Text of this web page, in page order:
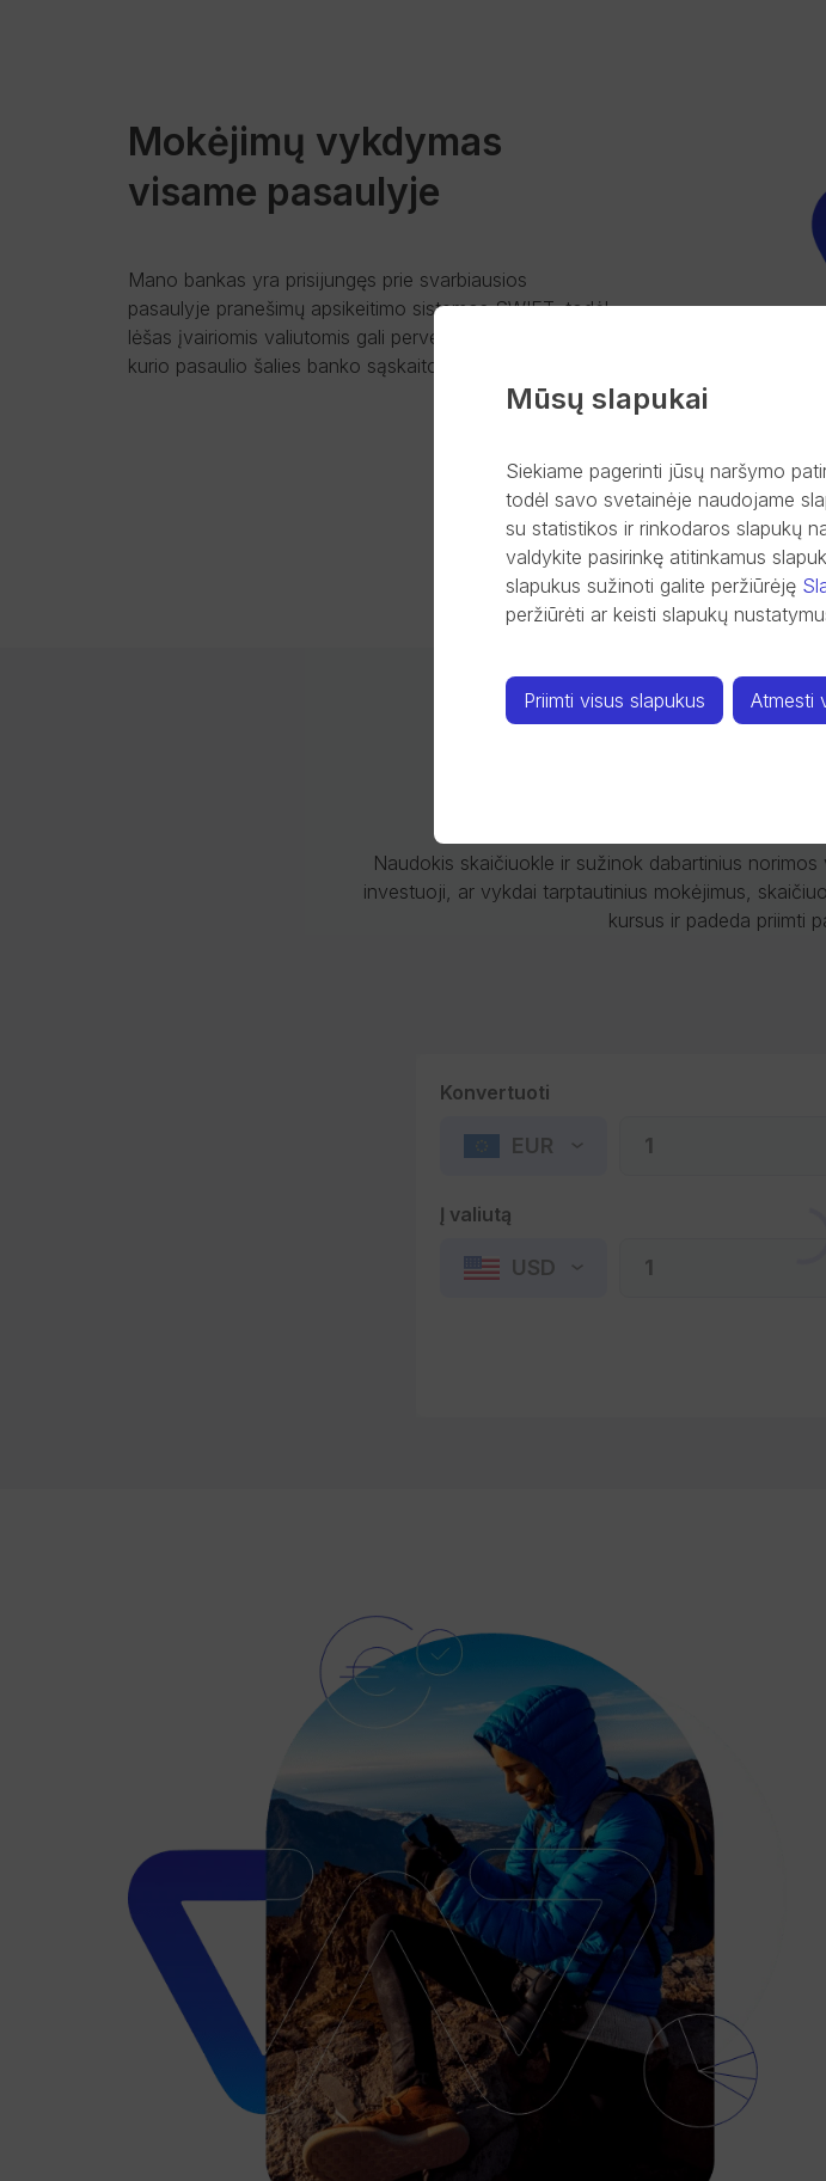
Mokėjimų vykdymas
visame pasaulyje
Mano bankas yra prisijungęs prie svarbiausios
pasaulyje pranešimų apsikeitimo sistemos SWIFT, todėl
lėšas įvairiomis valiutomis gali pervesti ir gauti į/iš bet
kurio pasaulio šalies banko sąskaitos.
Valiutos
Naudokis skaičiuokle ir sužinok dabartinius
investuoji, ar vykdai tarptautinius mokėjimus,
kursus ir padeda priimti
Konvertuoti
EUR
Į valiutą
USD
Mūsų slapukai
Siekiame pagerinti jūsų naršymo
todėl savo svetainėje naudojame
su statistikos ir rinkodaros slapukų
valdykite pasirinkę atitinkamus
slapukus sužinoti galite peržiūrėję
peržiūrėti ar keisti slapukų
Priimti visus slapukus Atmesti